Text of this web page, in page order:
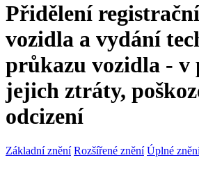
Přidělení
vozidla a vydání
průkazu vozidla - v
jejich ztráty,
odcizení
Základní znění Rozšířené znění Úplné